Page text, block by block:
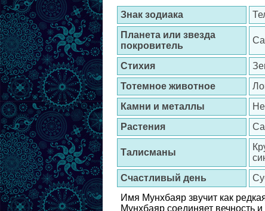
Знак зодиака
Планета или звезда
покровитель
Стихия
Тотемное животное
Камни и металлы
Растения
Талисманы
Счастливый день
Имя Мунхбаяр звучит как
Мунхбаяр соединяет вечность